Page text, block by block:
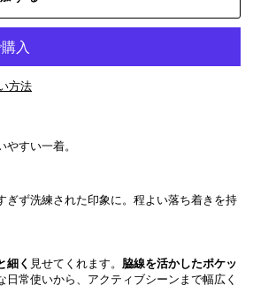
方法
すい一着。
ぎず洗練された印象に。程よい落ち着きを持
細く 見せてくれます。 脇線を活かしたポケッ
常使いから、アクティブシーンまで幅広く